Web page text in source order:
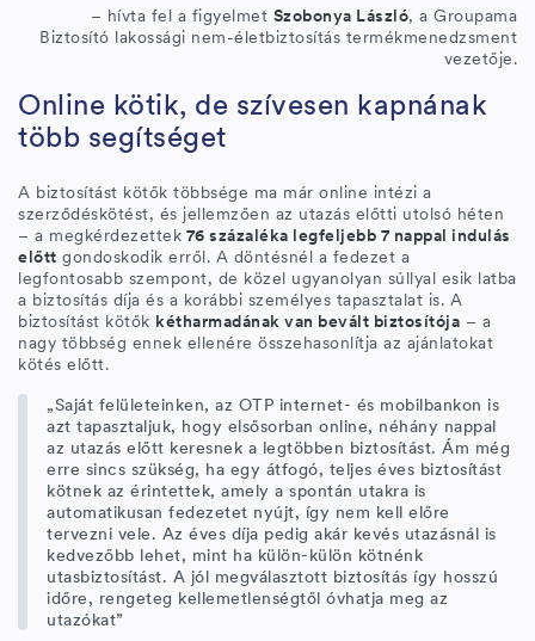
– hívta fel a figyelmet Szobonya László, a Groupama
Biztosító lakossági nem-életbiztosítás termékmenedzsment
vezetője.
Online kötik, de szívesen kapnának
több segítséget
A biztosítást kötők többsége ma már online intézi a
szerződéskötést, és jellemzően az utazás előtti utolsó héten
– a megkérdezettek 76 százaléka legfeljebb 7 nappal indulás
előtt gondoskodik erről. A döntésnél a fedezet a
legfontosabb szempont, de közel ugyanolyan súllyal esik latba
a biztosítás díja és a korábbi személyes tapasztalat is. A
biztosítást kötők kétharmadának van bevált biztosítója – a
nagy többség ennek ellenére összehasonlítja az ajánlatokat
kötés előtt.
„Saját felületeinken, az OTP internet- és mobilbankon is
azt tapasztaljuk, hogy elsősorban online, néhány nappal
az utazás előtt keresnek a legtöbben biztosítást. Ám még
erre sincs szükség, ha egy átfogó, teljes éves biztosítást
kötnek az érintettek, amely a spontán utakra is
automatikusan fedezetet nyújt, így nem kell előre
tervezni vele. Az éves díja pedig akár kevés utazásnál is
kedvezőbb lehet, mint ha külön-külön kötnénk
utasbiztosítást. A jól megválasztott biztosítás így hosszú
időre, rengeteg kellemetlenségtől óvhatja meg az
utazókat”